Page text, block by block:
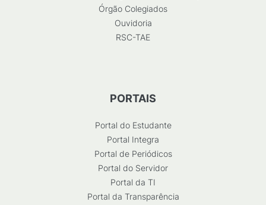
Órgão Colegiados
Ouvidoria
RSC-TAE
PORTAIS
Portal do Estudante
Portal Integra
Portal de Periódicos
Portal do Servidor
Portal da TI
Portal da Transparência